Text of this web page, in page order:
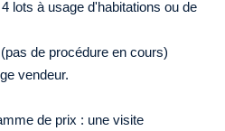
lots à usage d'habitations ou de
de procédure en cours)
vendeur.
de prix : une visite